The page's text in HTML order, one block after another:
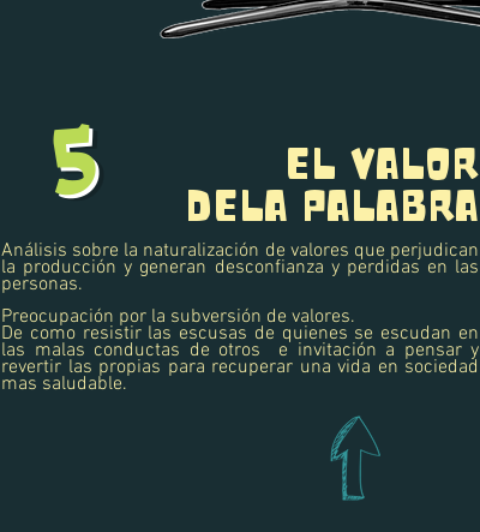
5
EL VALOR
DELA PALABRA
Análisis sobre la naturalización de valores que perjudican
la producción y generan desconfianza y perdidas en las
personas.
Preocupación por la subversión de valores.
De como resistir las escusas de quienes se escudan en
las malas conductas de otros e invitación a pensar y
revertir las propias para recuperar una vida en sociedad
mas saludable.